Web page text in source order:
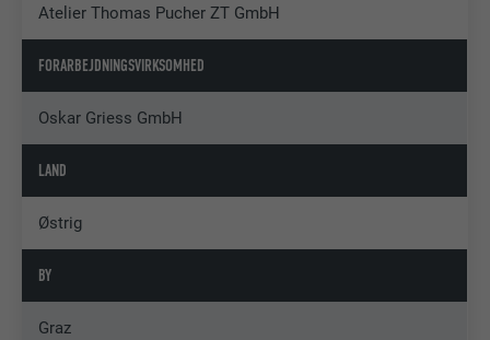
Atelier Thomas Pucher ZT GmbH
FORARBEJDNINGSVIRKSOMHED
Oskar Griess GmbH
LAND
Østrig
BY
Graz